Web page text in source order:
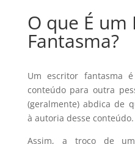
O que É um
Fantasma?
Um escritor fantasma
conteúdo para outra
(geralmente) abdica de
à autoria desse conteúdo.
Assim, a troco de